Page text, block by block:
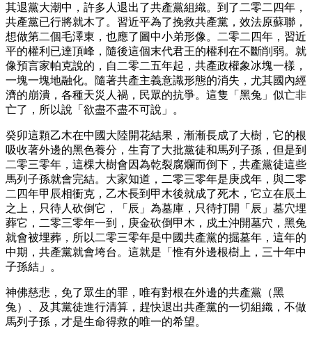
其退黨大潮中，許多人退出了共產黨組織。到了二零二四年，
共產黨已行將就木了。習近平為了挽救共產黨，效法原蘇聯，
想做第二個毛澤東，也應了圖中小弟形像。二零二四年，習近
平的權利已達頂峰，隨後這個末代君王的權利在不斷削弱。就
像預言家帕克說的，自二零二五年起，共產政權象冰塊一樣，
一塊一塊地融化。隨著共產主義意識形態的消失，尤其國內經
濟的崩潰，各種天災人禍，民眾的抗爭。這隻「黑兔」似亡非
亡了，所以說「欲盡不盡不可說」。
癸卯這顆乙木在中國大陸開花結果，漸漸長成了大樹，它的根
吸收著外邊的黑色養分，生育了大批黨徒和馬列子孫，但是到
二零三零年，這棵大樹會因為乾裂腐爛而倒下，共產黨徒這些
馬列子孫就會完結。大家知道，二零三零年是庚戍年，與二零
二四年甲辰相衝克，乙木長到甲木後就成了死木，它立在辰土
之上，只待人砍倒它，「辰」為墓庫，只待打開「辰」墓穴埋
葬它，二零三零年一到，庚金砍倒甲木，戍土沖開墓穴，黑兔
就會被埋葬，所以二零三零年是中國共產黨的掘墓年，這年的
中期，共產黨就會垮台。這就是「惟有外邊根樹上，三十年中
子孫結」。
神佛慈悲，免了眾生的罪，唯有對根在外邊的共產黨（黑
兔）、及其黨徒進行清算，趕快退出共產黨的一切組織，不做
馬列子孫，才是生命得救的唯一的希望。